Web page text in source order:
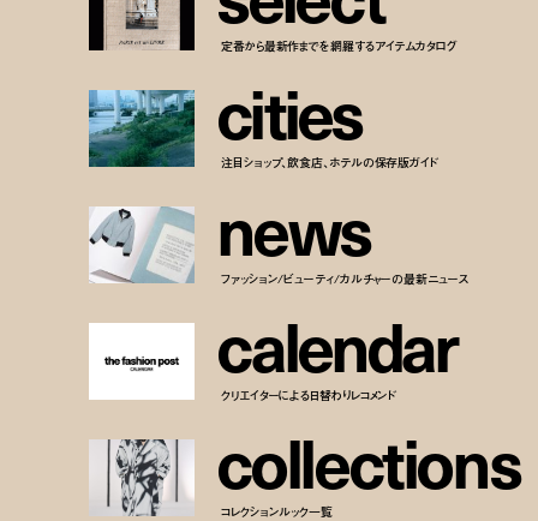
定番から最新作までを網羅するアイテムカタログ
cities
注目ショップ、飲食店、ホテルの保存版ガイド
news
ファッション/ビューティ/カルチャーの最新ニュース
calendar
クリエイターによる日替わりレコメンド
collections
コレクションルック一覧